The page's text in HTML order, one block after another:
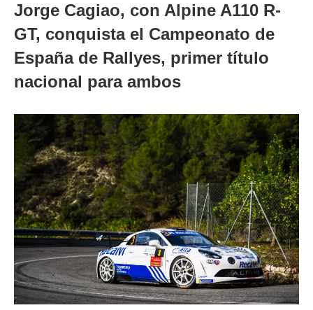
Jorge Cagiao, con Alpine A110 R-
GT, conquista el Campeonato de
España de Rallyes, primer título
nacional para ambos